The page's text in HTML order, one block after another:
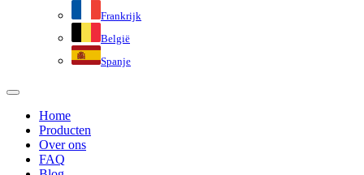
Frankrijk
België
Spanje
Home
Producten
Over ons
FAQ